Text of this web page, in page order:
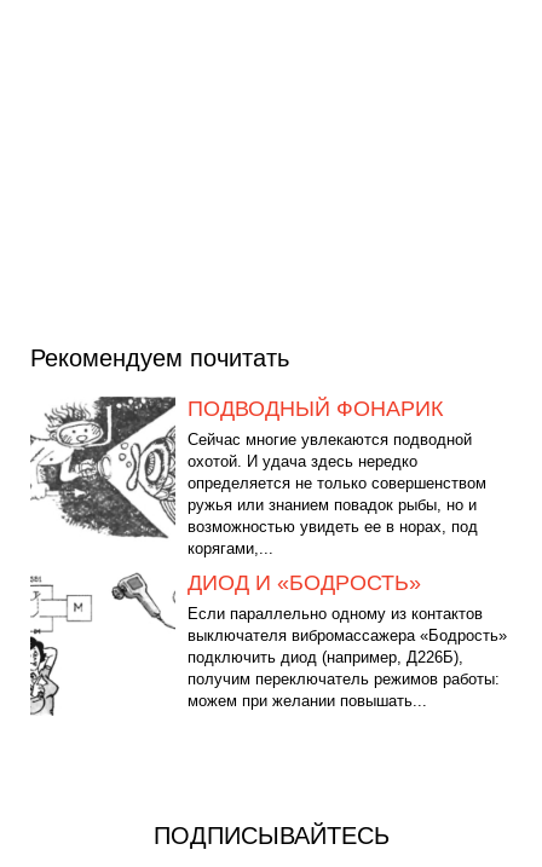
Рекомендуем почитать
ПОДВОДНЫЙ ФОНАРИК
Сейчас многие увлекаются подводной
охотой. И удача здесь нередко
определяется не только совершенством
ружья или знанием повадок рыбы, но и
возможностью увидеть ее в норах, под
корягами,...
ДИОД И «БОДРОСТЬ»
Если параллельно одному из контактов
выключателя вибромассажера «Бодрость»
подключить диод (например, Д226Б),
получим переключатель режимов работы:
можем при желании повышать...
ПОДПИСЫВАЙТЕСЬ